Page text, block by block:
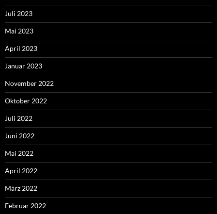
Juli 2023
Mai 2023
April 2023
Januar 2023
November 2022
Oktober 2022
Juli 2022
Juni 2022
Mai 2022
April 2022
März 2022
Februar 2022